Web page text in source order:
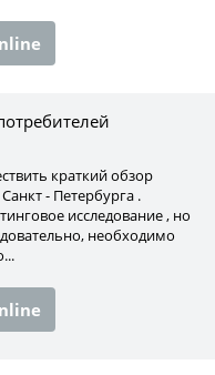
краткий обзор
- Петербурга .
исследование , но
необходимо